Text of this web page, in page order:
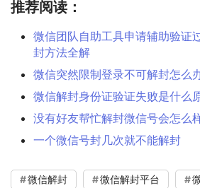
推荐阅读：
微信团队自助工具申请辅助验证
封方法全解
微信突然限制登录不可解封怎么
微信解封身份证验证失败是什么
没有好友帮忙解封微信号会怎么
一个微信号封几次就不能解封
微信解封 微信解封平台